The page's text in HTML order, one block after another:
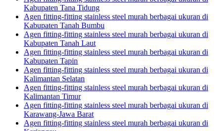
Kabupaten Tana Tidung
Agen fitting-fitting stainless steel murah berbagai ukuran di
Kabupaten Tanah Bumbu
Agen fitting-fitting stainless steel murah berbagai ukuran di
Kabupaten Tanah Laut
Agen fitting-fitting stainless steel murah berbagai ukuran di
Kabupaten Tapin
Agen fitting-fitting stainless steel murah berbagai ukuran di
Kalimantan Selatan
Agen fitting-fitting stainless steel murah berbagai ukuran di
Kalimantan Timur
Agen fitting-fitting stainless steel murah berbagai ukuran di
Karawang-Jawa Barat
Agen fitting-fitting stainless steel murah berbagai ukuran di